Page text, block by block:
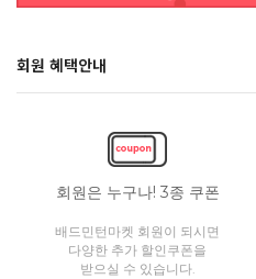
회원 혜택안내
회원은 누구나! 3종 쿠폰
배드민턴마켓 회원이 되시면
다양한 추가 할인쿠폰을
받으실 수 있습니다.